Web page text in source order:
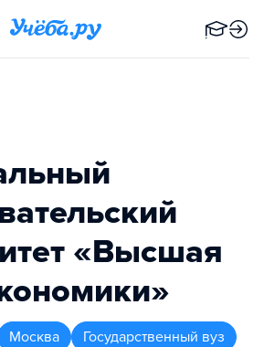
«Высшая
Москва Государственный вуз